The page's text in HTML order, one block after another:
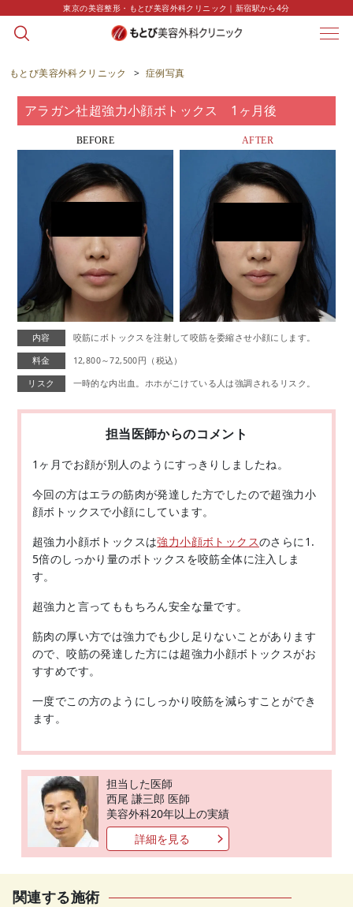
東京の美容整形・もとび美容外科クリニック｜新宿駅から4分
CASE
症例写真
もとび美容外科クリニック > 症例写真
アラガン社超強力小顔ボトックス 1ヶ月後
BEFORE AFTER
内容 咬筋にボトックスを注射して咬筋を委縮させ小顔にします。
料金 12,800～72,500円（税込）
リスク 一時的な内出血。ホホがこけている人は強調されるリスク。
担当医師からのコメント
1ヶ月でお顔が別人のようにすっきりしましたね。
今回の方はエラの筋肉が発達した方でしたので超強力小
顔ボトックスで小顔にしています。
超強力小顔ボトックスは強力小顔ボトックスのさらに1.
5倍のしっかり量のボトックスを咬筋全体に注入しま
す。
超強力と言ってももちろん安全な量です。
筋肉の厚い方では強力でも少し足りないことがあります
ので、咬筋の発達した方には超強力小顔ボトックスがお
すすめです。
一度でこの方のようにしっかり咬筋を減らすことができ
ます。
担当した医師
西尾 謙三郎 医師
美容外科20年以上の実績
詳細を見る
関連する施術